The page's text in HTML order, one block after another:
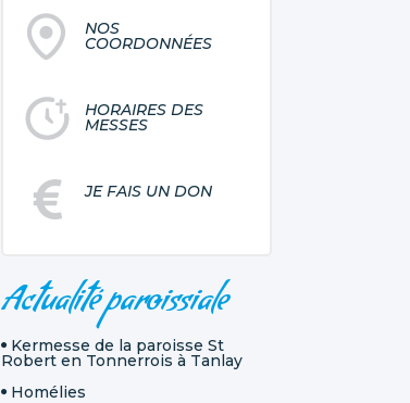
NOS
COORDONNÉES
HORAIRES DES
MESSES
JE FAIS UN DON
Actualité paroissiale
Kermesse de la paroisse St
Robert en Tonnerrois à Tanlay
Homélies